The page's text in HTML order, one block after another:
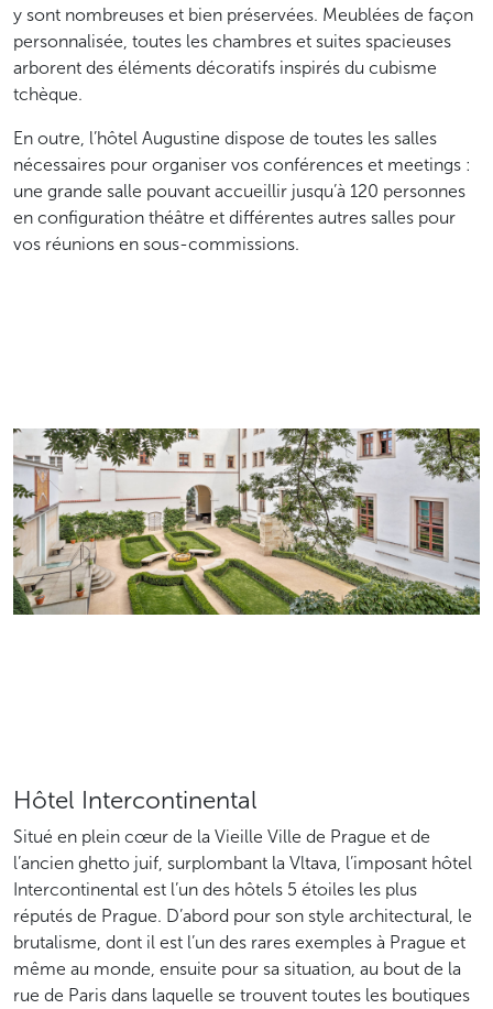
y sont nombreuses et bien préservées. Meublées de façon
personnalisée, toutes les chambres et suites spacieuses
arborent des éléments décoratifs inspirés du cubisme
tchèque.
En outre, l’hôtel Augustine dispose de toutes les salles
nécessaires pour organiser vos conférences et meetings :
une grande salle pouvant accueillir jusqu’à 120 personnes
en configuration théâtre et différentes autres salles pour
vos réunions en sous-commissions.
Hôtel Intercontinental
Situé en plein cœur de la Vieille Ville de Prague et de
l’ancien ghetto juif, surplombant la Vltava, l’imposant hôtel
Intercontinental est l’un des hôtels 5 étoiles les plus
réputés de Prague. D’abord pour son style architectural, le
brutalisme, dont il est l’un des rares exemples à Prague et
même au monde, ensuite pour sa situation, au bout de la
rue de Paris dans laquelle se trouvent toutes les boutiques